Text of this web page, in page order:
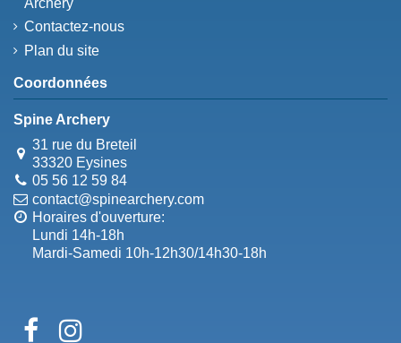
Archery
Contactez-nous
Plan du site
Coordonnées
Spine Archery
31 rue du Breteil
33320 Eysines
05 56 12 59 84
contact@spinearchery.com
Horaires d'ouverture:
Lundi 14h-18h
Mardi-Samedi 10h-12h30/14h30-18h